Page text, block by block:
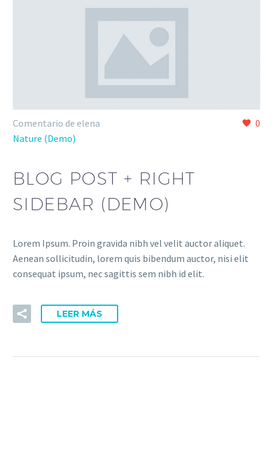
0
Comentario de elena
Nature (Demo)
BLOG POST + RIGHT
SIDEBAR (DEMO)
Lorem Ipsum. Proin gravida nibh vel velit auctor aliquet.
Aenean sollicitudin, lorem quis bibendum auctor, nisi elit
consequat ipsum, nec sagittis sem nibh id elit.
LEER MÁS